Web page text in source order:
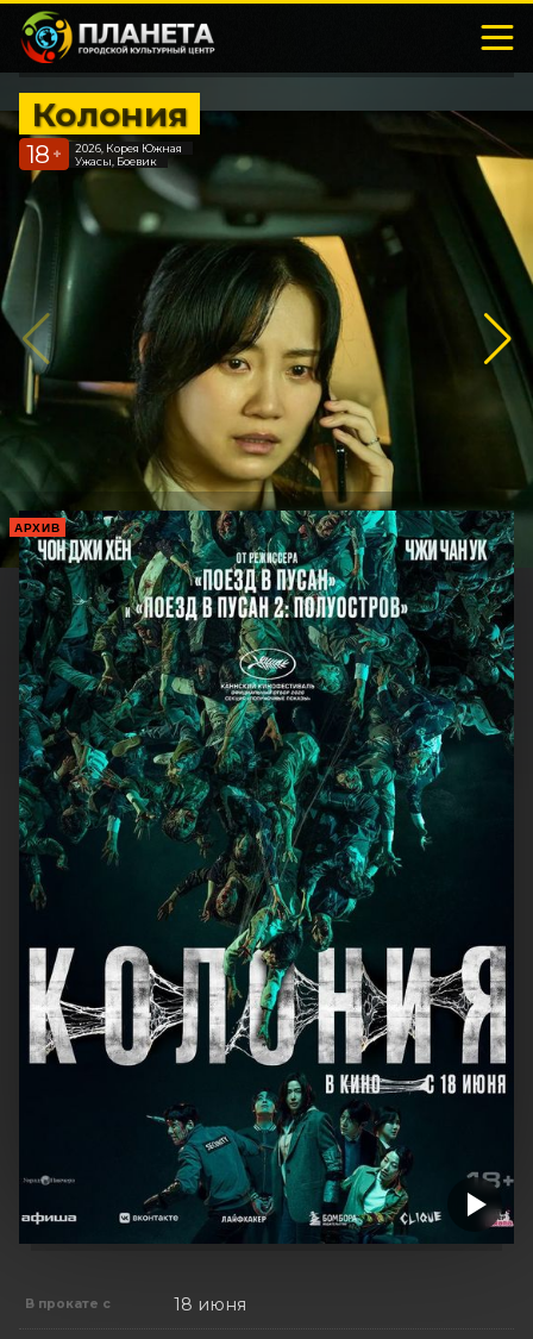
Колония
18 +
2026, Корея Южная
Ужасы, Боевик
АРХИВ
В прокате с 18 июня